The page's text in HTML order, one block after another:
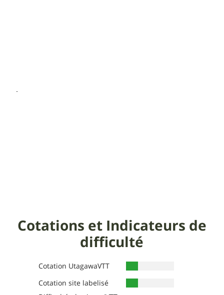
Cotations et Indicateurs de
difficulté
Cotation UtagawaVTT
Cotation site labelisé